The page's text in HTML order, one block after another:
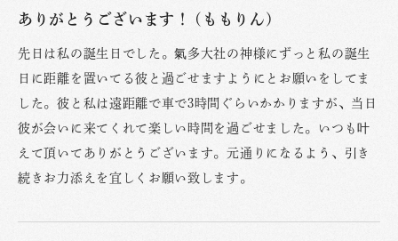
ありがとうございます！ (ももりん)
先日は私の誕生日でした。氣多大社の神様にずっと私の誕生
日に距離を置いてる彼と過ごせますようにとお願いをしてま
した。彼と私は遠距離で車で3時間ぐらいかかりますが、当日
彼が会いに来てくれて楽しい時間を過ごせました。いつも叶
えて頂いてありがとうございます。元通りになるよう、引き
続きお力添えを宜しくお願い致します。